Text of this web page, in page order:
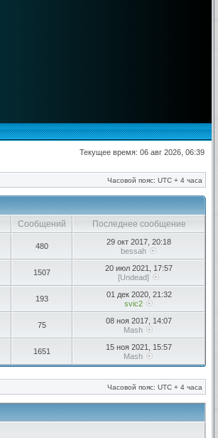
Текущее время: 06 авг 2026, 06:39
Часовой пояс: UTC + 4 часа
Сообщений Последнее сообщение
480
29 окт 2017, 20:18
bessah
1507
20 июл 2021, 17:57
[Undead]
193
01 дек 2020, 21:32
svic2
75
08 ноя 2017, 14:07
Mash
1651
15 ноя 2021, 15:57
Mash
Часовой пояс: UTC + 4 часа